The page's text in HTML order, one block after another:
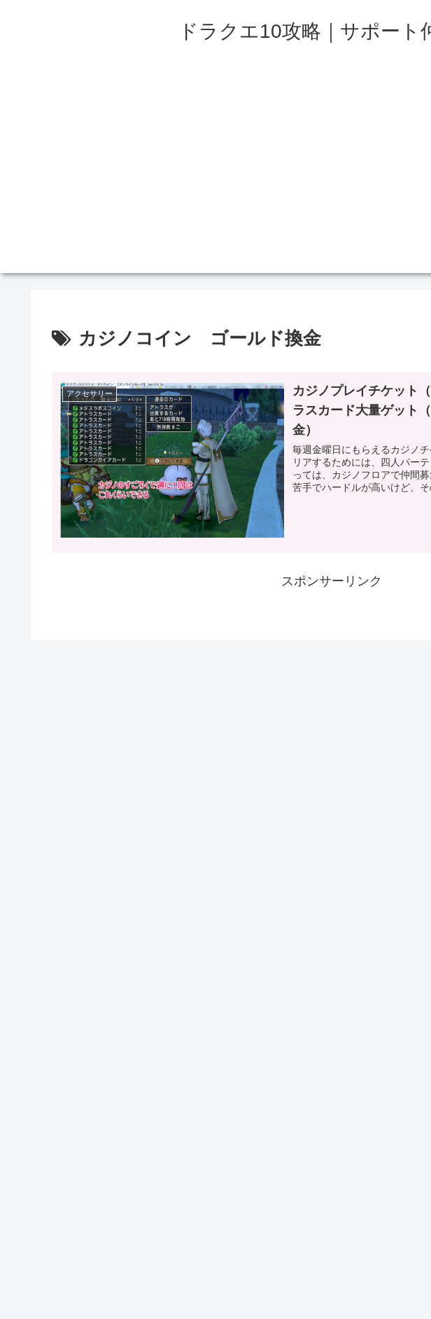
ドラクエ10攻略｜サポー
カジノコイン ゴールド換金
アクセサリー
カジノプレイチケット
ラスカード大量ゲット
金）
毎週金曜日にもらえるカジノ
リアするためには、四人パー
っては、カジノフロアで仲間
苦手でハードルが高いけど、
スポンサーリンク